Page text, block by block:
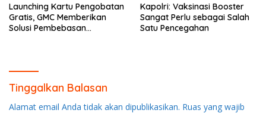
Launching Kartu Pengobatan
Gratis, GMC Memberikan
Solusi Pembebasan
Kapolri: Vaksinasi Booster
Sangat Perlu sebagai Salah
Satu Pencegahan
Tinggalkan Balasan
Alamat email Anda tidak akan dipublikasikan. Ruas yang wajib